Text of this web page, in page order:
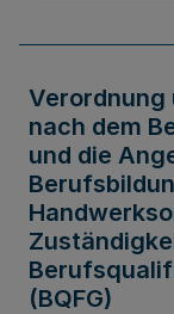
Verordnung
nach dem
und die
(BQFG)